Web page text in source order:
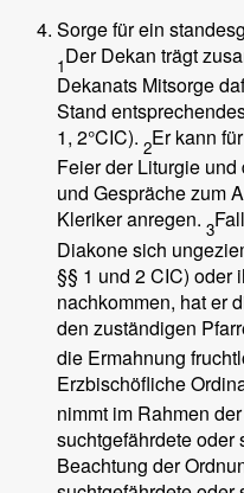
Sorge für ein
1Der Dekan trägt
Dekanats Mitsorge
Stand
1, 2°CIC). 2Er kann
Feier der Liturgie
und Gespräche zum
Kleriker anregen. 3
Diakone sich
§§ 1 und 2 CIC) oder
nachkommen, hat er
den zuständigen
die Ermahnung
Erzbischöfliche
nimmt im Rahmen
suchtgefährdete oder
Beachtung der